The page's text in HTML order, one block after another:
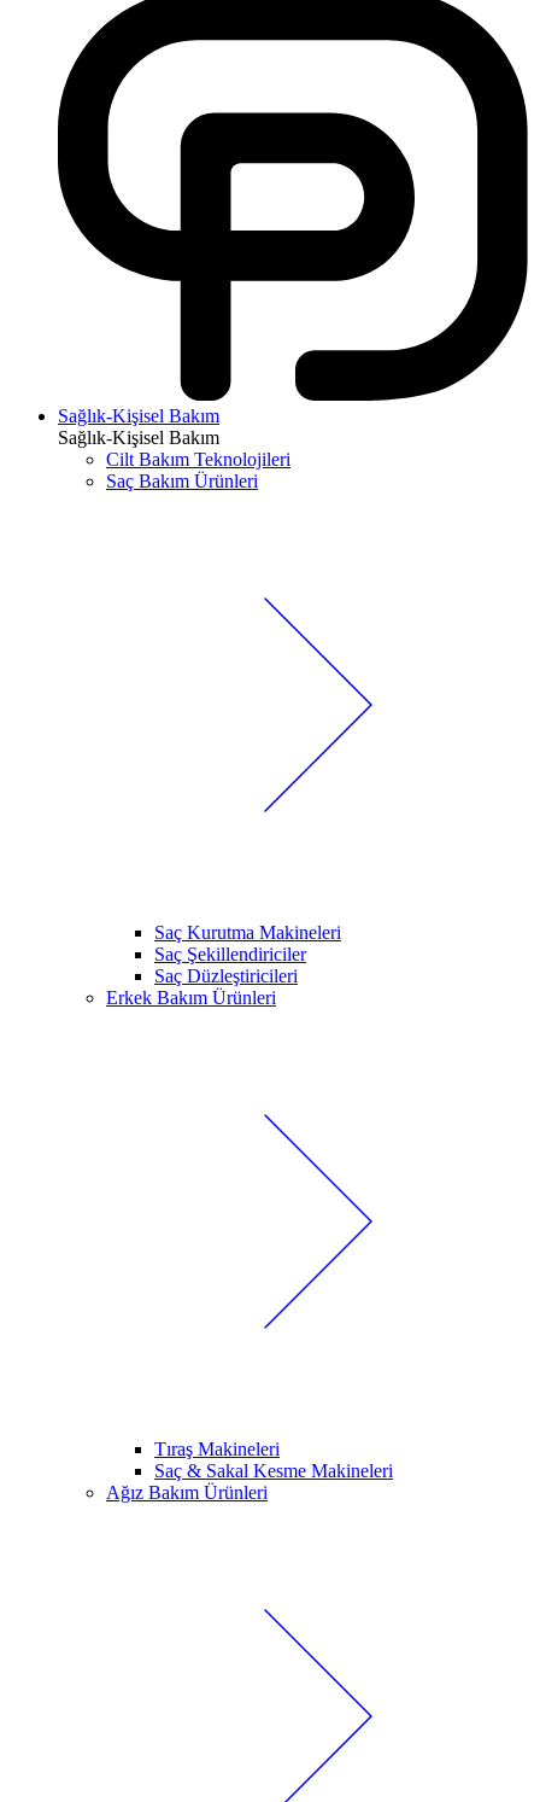
Sağlık-Kişisel Bakım
Sağlık-Kişisel Bakım
Cilt Bakım Teknolojileri
Saç Bakım Ürünleri
Saç Kurutma Makineleri
Saç Şekillendiriciler
Saç Düzleştiricileri
Erkek Bakım Ürünleri
Tıraş Makineleri
Saç & Sakal Kesme Makineleri
Ağız Bakım Ürünleri